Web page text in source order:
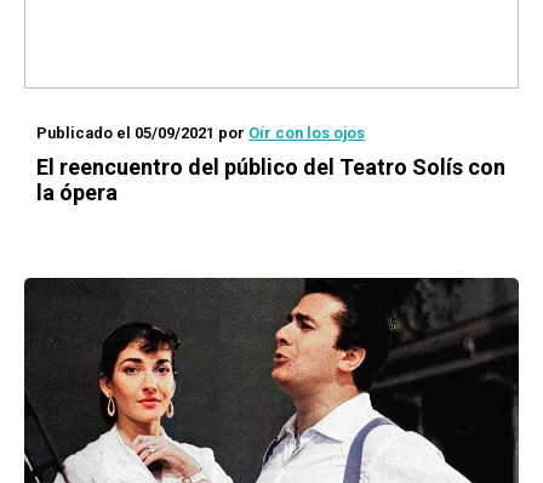
Publicado el 05/09/2021 por Oír con los ojos
El reencuentro del público del Teatro Solís con
la ópera